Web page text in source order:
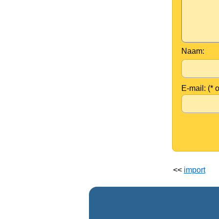
Naam:
E-mail: (*
<< import